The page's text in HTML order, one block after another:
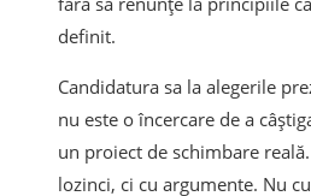
definit.
Candidatura sa la alegerile
nu este o încercare de a
un proiect de schimbare
lozinci, ci cu argumente. Nu